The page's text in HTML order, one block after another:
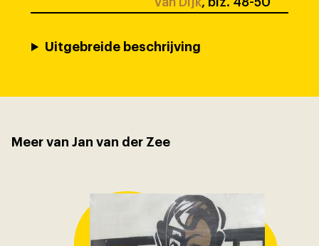
Uitgebreide beschrijving
Meer van Jan van der Zee